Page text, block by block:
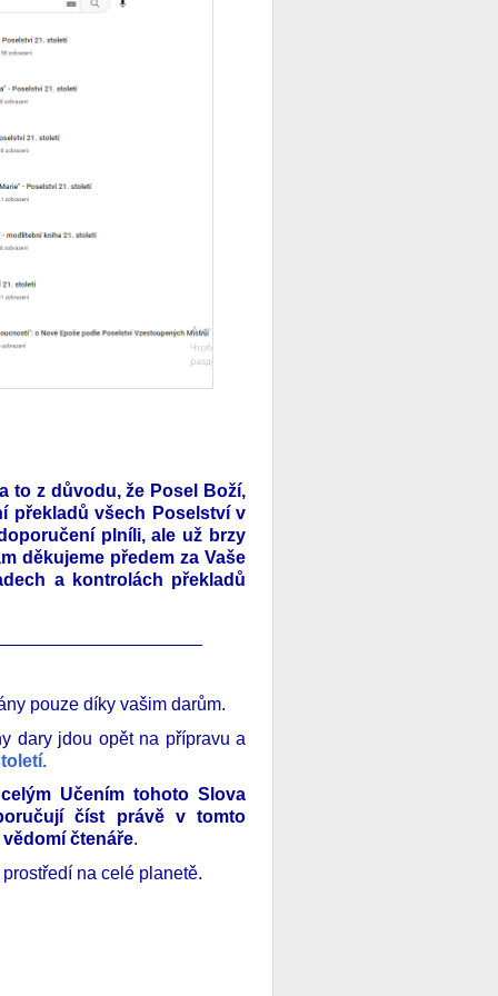
a to z důvodu, že Posel Boží,
překladů všech Poselství v
plníli, ale už brzy
děkujeme předem za Vaše
a kontrolách překladů
pouze díky vašim darům.
dary jdou opět na přípravu a
Učením tohoto Slova
číst právě v tomto
čtenáře.
na celé planetě.